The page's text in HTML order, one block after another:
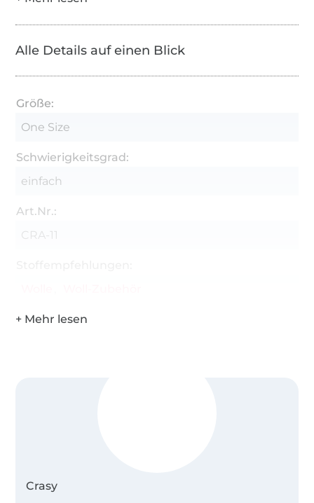
Alle Details auf einen Blick
Größe:
One Size
Schwierigkeitsgrad:
einfach
Art.Nr.:
CRA-11
Crasy